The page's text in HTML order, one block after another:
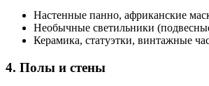
Настенные панно, африканские
Необычные светильники
Керамика, статуэтки, винтажные
4. Полы и стены